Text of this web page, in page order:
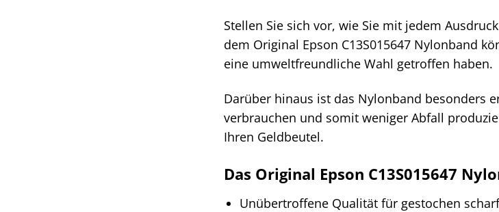
Stellen Sie sich vor, wie Sie mit jedem
dem Original Epson C13S015647 Nylonband
eine umweltfreundliche Wahl getroffen haben.
Darüber hinaus ist das Nylonband besonders
verbrauchen und somit weniger Abfall
Ihren Geldbeutel.
Das Original Epson C13S015647
Unübertroffene Qualität für gestochen